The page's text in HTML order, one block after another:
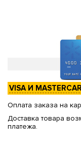
VISA И
Оплата заказа на
Доставка товара
платежа.